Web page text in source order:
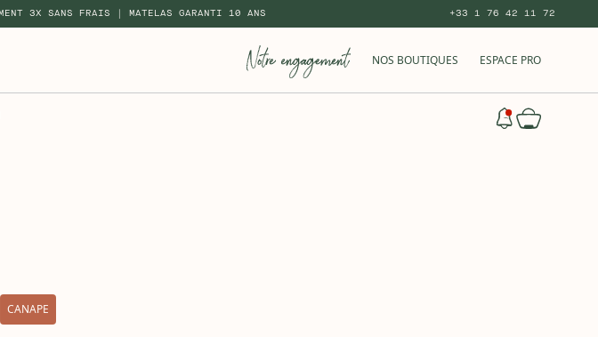
3X SANS FRAIS | MATELAS GARANTI 10 ANS +33 1 76 42 11 72
NOS BOUTIQUES ESPACE PRO
CANAPE